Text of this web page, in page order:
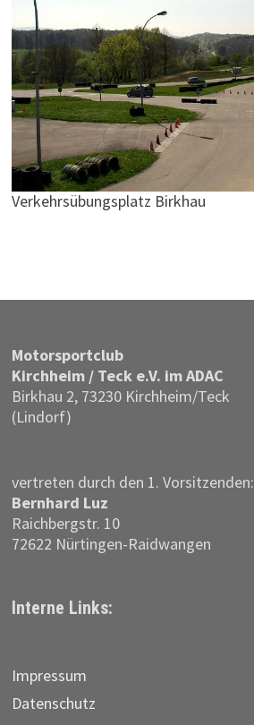
Verkehrsübungsplatz Birkhau
Motor­sportclub
Kirchheim / Teck e.V. im ADAC
Birkhau 2, 73230 Kirchheim/Teck
(Lindorf)
vertreten durch den 1. Vorsitzenden:
Bernhard Luz
Raichbergstr. 10
72622 Nürtingen-Raidwangen
Interne Links:
Impressum
Datenschutz